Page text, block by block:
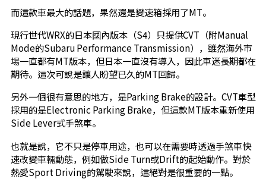
而這款車最大的話題，果然還是變速箱採用了MT。
現行世代WRX的日本國內版本（S4）只提供CVT（附Manual
Mode的Subaru Performance Transmission），雖然海外市
場一直都有MT版本，但日本一直沒有導入，因此車迷長期都在
期待。這次可說是讓人盼望已久的MT回歸。
另外一個很有意思的地方，是Parking Brake的設計。CVT車型
採用的是Electronic Parking Brake，但這款MT版本重新使用
Side Lever式手煞車。
也就是說，它不只是停車用途，也可以在需要時透過手煞車快
速改變車輛動態，例如做Side Turn或Drift的起始動作。對於
熱愛Sport Driving的駕駛來說，這絕對是很重要的一點。